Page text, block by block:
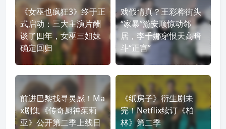
《女巫也疯狂3》终于正
式启动：三大主演片酬
谈了四年，女巫三姐妹
确定回归
戏假情真？王彩桦街头
“家暴”游安顺惊动邻
居，李千娜穿恨天高暗
斗“正宫”
前进巴黎找寻灵感！Ma
x剧集《传奇厨神茱莉
亚》公开第二季上线日
《纸房子》衍生剧未
完！Netflix续订《柏
林》第二季